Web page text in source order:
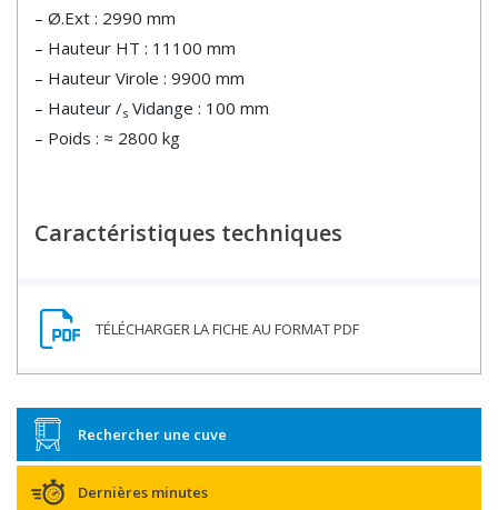
Rechercher une cuve
Dernières minutes
– Ø.Ext : 2990 mm
– Hauteur HT : 11100 mm
– Hauteur Virole : 9900 mm
– Hauteur /s Vidange : 100 mm
– Poids : ≈ 2800 kg
Caractéristiques techniques